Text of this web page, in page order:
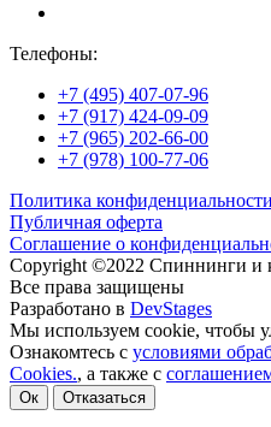
Телефоны:
+7 (495) 407-07-96
+7 (917) 424-09-09
+7 (965) 202-66-00
+7 (978) 100-77-06
Политика конфиденциальности
Публичная оферта
Соглашение о
Copyright ©2022 Спиннинги и
Все права защищены
Разработано в DevStages
Мы используем cookie, чтобы
Ознакомтесь с условиями
Cookies., а также с
Ок Отказаться